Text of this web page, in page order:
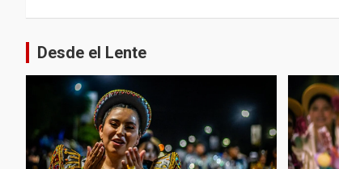
entradas
Desde el Lente